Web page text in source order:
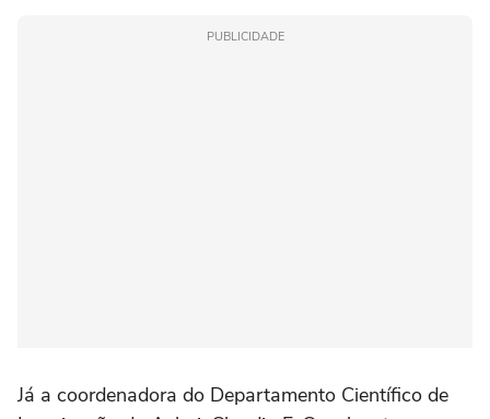
PUBLICIDADE
Já a coordenadora do Departamento Científico de